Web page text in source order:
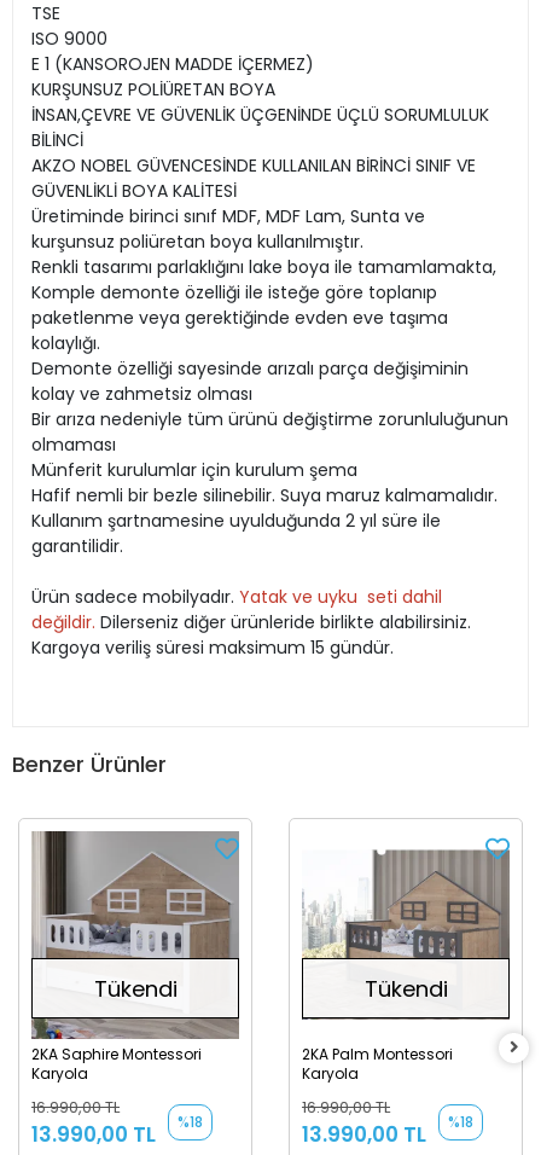
TSE
ISO 9000
E 1 (KANSOROJEN MADDE İÇERMEZ)
KURŞUNSUZ POLİÜRETAN BOYA
İNSAN,ÇEVRE VE GÜVENLİK ÜÇGENİNDE ÜÇLÜ SORUMLULUK
BİLİNCİ
AKZO NOBEL GÜVENCESİNDE KULLANILAN BİRİNCİ SINIF VE
GÜVENLİKLİ BOYA KALİTESİ
Üretiminde birinci sınıf MDF, MDF Lam, Sunta ve
kurşunsuz poliüretan boya kullanılmıştır.
Renkli tasarımı parlaklığını lake boya ile tamamlamakta,
Komple demonte özelliği ile isteğe göre toplanıp
paketlenme veya gerektiğinde evden eve taşıma
kolaylığı.
Demonte özelliği sayesinde arızalı parça değişiminin
kolay ve zahmetsiz olması
Bir arıza nedeniyle tüm ürünü değiştirme zorunluluğunun
olmaması
Münferit kurulumlar için kurulum şema
Hafif nemli bir bezle silinebilir. Suya maruz kalmamalıdır.
Kullanım şartnamesine uyulduğunda 2 yıl süre ile
garantilidir.
Ürün sadece mobilyadır. Yatak ve uyku seti dahil
değildir. Dilerseniz diğer ürünleride birlikte alabilirsiniz.
Kargoya veriliş süresi maksimum 15 gündür.
Benzer Ürünler
Tükendi
2KA Saphire Montessori
Karyola
16.990,00 TL
13.990,00 TL %18
Tükendi
2KA Palm Montessori
Karyola
16.990,00 TL
13.990,00 TL %18